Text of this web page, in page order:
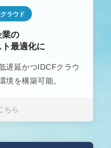
ラウド
業の
最適化に
遅延かつIDCFクラウ
境を構築可能。
ちら